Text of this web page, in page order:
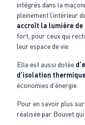
intégrés dans la
pleinement l’intérieur
accroît la lumière de
fort, pour ceux qui
leur espace de vie.
Elle est aussi dotée
d’isolation
économies d’énergie.
Pour en savoir plus
réalisée par Bouvet